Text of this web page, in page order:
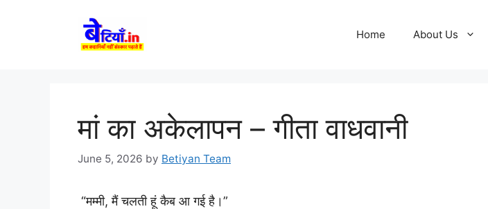
Home About Us
मां का अकेलापन – गीता वाधवानी
June 5, 2026 by Betiyan Team
“मम्मी, मैं चलती हूं कैब आ गई है।”